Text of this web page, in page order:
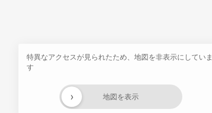
特異なアクセスが見られたため、地図を非表示にしていま
す
地図を表示
›